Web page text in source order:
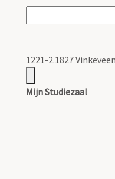
1221-2.1827
Mijn Studiezaal